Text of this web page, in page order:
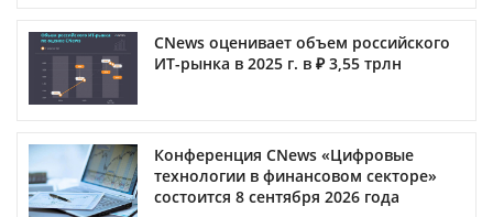
CNews оценивает объем российского
ИТ-рынка в 2025 г. в ₽ 3,55 трлн
Конференция CNews «Цифровые
технологии в финансовом секторе»
состоится 8 сентября 2026 года